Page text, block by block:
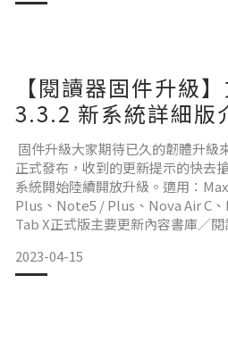
【閱讀器固件升級
3.3.2 新系統詳細版
大，更好用！
固件升級大家期待已久的韌體升級
正式發布，收到的更新提示的快去
系統開始陸續開放升級。適用：
Plus、Note5 / Plus、Nova Air C
Tab X正式版主要更新內容書庫／
2. 支援標註（螢光筆功能），可使用
3. 目錄-標註的記錄，支援按標註的
2023-04-15